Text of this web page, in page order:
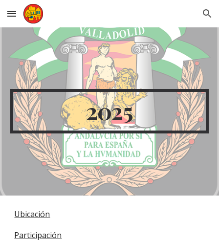
Skip to main content Skip to navigation
2025
Ubicación
Participación